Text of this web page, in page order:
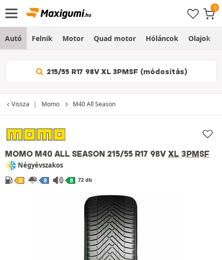
Autó Felnik Motor Quad motor Hóláncok Olajok
215/55 R17 98V XL 3PMSF (módosítás)
Vissza Momo M40 All Season
MOMO M40 ALL SEASON 215/55 R17 98V XL 3PMSF
Négyévszakos
D B B 72 db